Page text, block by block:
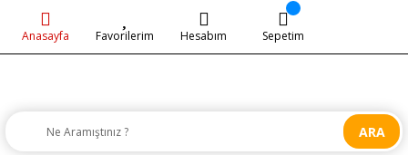
ARA
Anasayfa Favorilerim Hesabım Sepetim